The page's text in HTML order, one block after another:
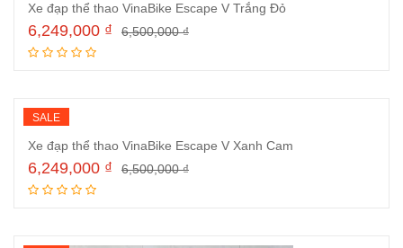
Xe đạp thể thao VinaBike Escape V Trắng Đỏ
6,500,000₫
6,249,000 ₫
SALE
Xe đạp thể thao VinaBike Escape V Xanh Cam
6,500,000₫
6,249,000 ₫